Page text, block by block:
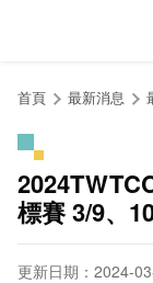
首頁 最新消息
標賽 3/9、
更新日期：2024-